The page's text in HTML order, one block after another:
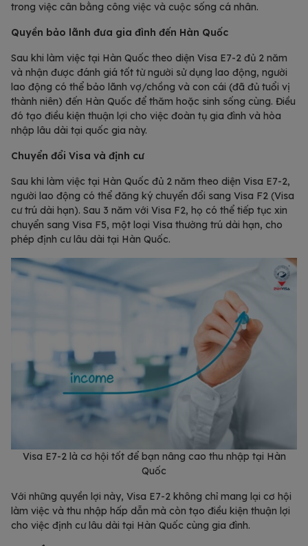
trong việc cân bằng công việc và cuộc sống cá nhân.
Quyền bảo lãnh đưa gia đình đến Hàn Quốc
Sau khi làm việc tại Hàn Quốc theo diện Visa E7-2 đủ 2 năm
và nhận được đánh giá tốt từ người sử dụng lao động, người
lao động có thể bảo lãnh vợ/chồng và con cái (đã đủ tuổi vị
thành niên) đến Hàn Quốc để thăm hoặc sinh sống cùng. Điều
đó tạo điều kiện thuận lợi cho việc đoàn tụ gia đình và hòa
nhập lâu dài tại quốc gia này.
Chuyển đổi Visa và định cư
Sau khi làm việc tại Hàn Quốc đủ 2 năm theo diện Visa E7-2,
người lao động có thể đăng ký chuyển đổi sang Visa F2 (Visa
cư trú dài hạn). Sau 3 năm với Visa F2, họ có thể tiếp tục xin
chuyển sang Visa F5, một loại Visa thường trú dài hạn, cho
phép định cư lâu dài tại Hàn Quốc.
Visa E7-2 là cơ hội tốt để bạn nâng cao thu nhập tại Hàn
Quốc
Với những quyền lợi này, Visa E7-2 không chỉ mang lại cơ hội
làm việc và thu nhập hấp dẫn mà còn tạo điều kiện thuận lợi
cho việc định cư lâu dài tại Hàn Quốc cùng gia đình.